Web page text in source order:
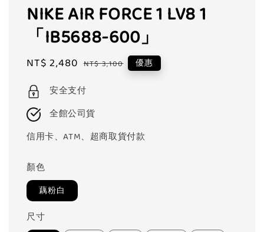
NIKE AIR FORCE 1 LV8 1
「IB5688-600」
Sale
NT$ 2,480 Regular
NT$ 3,100 優惠
安全支付
全館公司貨
信用卡、ATM、超商取貨付款
顏色
藕粉白
尺寸